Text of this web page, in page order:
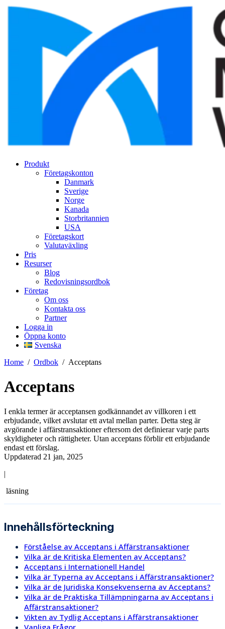
Produkt
Företagskonton
Danmark
Sverige
Norge
Kanada
Storbritannien
USA
Företagskort
Valutaväxling
Pris
Resurser
Blog
Redovisningsordbok
Företag
Om oss
Kontakta oss
Partner
Logga in
Öppna konto
Svenska
Home / Ordbok / Acceptans
Acceptans
I enkla termer är acceptansen godkännandet av villkoren i ett
erbjudande, vilket avslutar ett avtal mellan parter. Detta steg är
avgörande i affärstransaktioner eftersom det definierar varje parts
skyldigheter och rättigheter. Utan acceptans förblir ett erbjudande
endast ett förslag.
Uppdaterad 21 jan, 2025
|
läsning
Innehållsförteckning
Förståelse av Acceptans i Affärstransaktioner
Vilka är de Kritiska Elementen av Acceptans?
Acceptans i Internationell Handel
Vilka är Typerna av Acceptans i Affärstransaktioner?
Vilka är de Juridiska Konsekvenserna av Acceptans?
Vilka är de Praktiska Tillämpningarna av Acceptans i
Affärstransaktioner?
Vikten av Tydlig Acceptans i Affärstransaktioner
Vanliga Frågor